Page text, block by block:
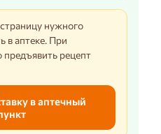
нужного
в аптеке. При
рецепт
в аптечный